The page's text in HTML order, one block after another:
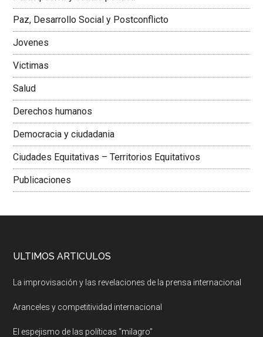
Colombiana
Paz, Desarrollo Social y Postconflicto
Jovenes
Victimas
Salud
Derechos humanos
Democracia y ciudadania
Ciudades Equitativas – Territorios Equitativos
Publicaciones
ULTIMOS ARTICULOS
La improvisación y las revelaciones de la prensa internacional
Aranceles y competitividad internacional
El espejismo de las políticas “milagro”